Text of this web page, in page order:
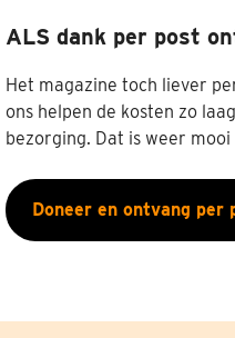
ALS dank per post
Het magazine toch liever
ons helpen de kosten zo
bezorging. Dat is weer
Doneer en ontvang per